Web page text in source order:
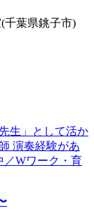
千葉県銚子市)
生」として活か
演奏経験があ
／Wワーク・育